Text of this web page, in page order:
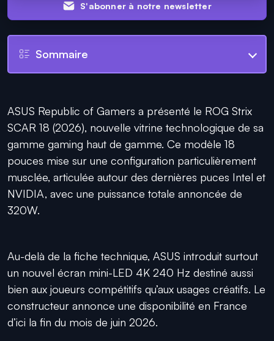
S'abonner à notre newsletter
Sommaire
ASUS Republic of Gamers a présenté le ROG Strix
SCAR 18 (2026), nouvelle vitrine technologique de sa
gamme gaming haut de gamme. Ce modèle 18
pouces mise sur une configuration particulièrement
musclée, articulée autour des dernières puces Intel et
NVIDIA, avec une puissance totale annoncée de
320W.
Au-delà de la fiche technique, ASUS introduit surtout
un nouvel écran mini-LED 4K 240 Hz destiné aussi
bien aux joueurs compétitifs qu’aux usages créatifs. Le
constructeur annonce une disponibilité en France
d’ici la fin du mois de juin 2026.